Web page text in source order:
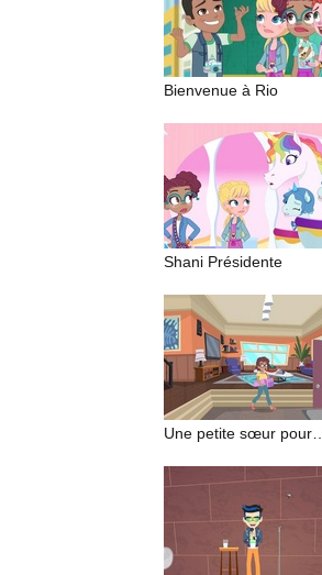
Bienvenue à Rio
Shani Présidente